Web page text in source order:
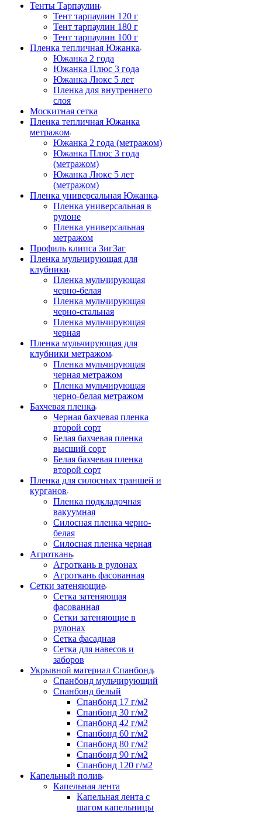
Тенты Тарпаулин
Тент тарпаулин 120 г
Тент тарпаулин 180 г
Тент тарпаулин 100 г
Пленка тепличная Южанка
Южанка 2 года
Южанка Плюс 3 года
Южанка Люкс 5 лет
Пленка для внутреннего
слоя
Москитная сетка
Пленка тепличная Южанка
метражом
Южанка 2 года (метражом)
Южанка Плюс 3 года
(метражом)
Южанка Люкс 5 лет
(метражом)
Пленка универсальная Южанка
Пленка универсальная в
рулоне
Пленка универсальная
метражом
Профиль клипса ЗигЗаг
Пленка мульчирующая для
клубники
Пленка мульчирующая
черно-белая
Пленка мульчирующая
черно-стальная
Пленка мульчирующая
черная
Пленка мульчирующая для
клубники метражом
Пленка мульчирующая
черная метражом
Пленка мульчирующая
черно-белая метражом
Бахчевая пленка
Черная бахчевая пленка
второй сорт
Белая бахчевая пленка
высший сорт
Белая бахчевая пленка
второй сорт
Пленка для силосных траншей и
курганов
Пленка подкладочная
вакуумная
Силосная пленка черно-
белая
Силосная пленка черная
Агроткань
Агроткань в рулонах
Агроткань фасованная
Сетки затеняющие
Сетка затеняющая
фасованная
Сетки затеняющие в
рулонах
Сетка фасадная
Сетка для навесов и
заборов
Укрывной материал Спанбонд
Спанбонд мульчирующий
Спанбонд белый
Спанбонд 17 г/м2
Спанбонд 30 г/м2
Спанбонд 42 г/м2
Спанбонд 60 г/м2
Спанбонд 80 г/м2
Спанбонд 90 г/м2
Спанбонд 120 г/м2
Капельный полив
Капельная лента
Капельная лента с
шагом капельницы